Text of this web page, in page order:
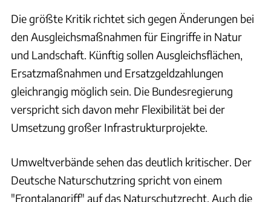
Die größte Kritik richtet sich gegen Änderungen bei
den Ausgleichsmaßnahmen für Eingriffe in Natur
und Landschaft. Künftig sollen Ausgleichsflächen,
Ersatzmaßnahmen und Ersatzgeldzahlungen
gleichrangig möglich sein. Die Bundesregierung
verspricht sich davon mehr Flexibilität bei der
Umsetzung großer Infrastrukturprojekte.
Umweltverbände sehen das deutlich kritischer. Der
Deutsche Naturschutzring spricht von einem
"Frontalangriff" auf das Naturschutzrecht. Auch die